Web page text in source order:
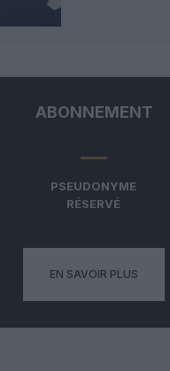
ABONNEMENT
PSEUDONYME
RÉSERVÉ
EN SAVOIR PLUS